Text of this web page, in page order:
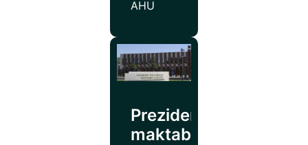
AHU
Prezident
maktabi